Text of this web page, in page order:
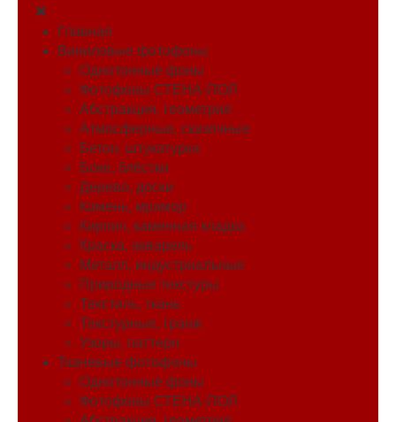
Главная
Виниловые фотофоны
Однотонные фоны
Фотофоны СТЕНА-ПОЛ
Абстракция, геометрия
Атмосферные, сказочные
Бетон, штукатурка
Боке, блёстки
Дерево, доски
Камень, мрамор
Кирпич, каменная кладка
Краска, акварель
Металл, индустриальные
Природные текстуры
Текстиль, ткань
Текстурные, гранж
Узоры, паттерн
Тканевые фотофоны
Однотонные фоны
Фотофоны СТЕНА-ПОЛ